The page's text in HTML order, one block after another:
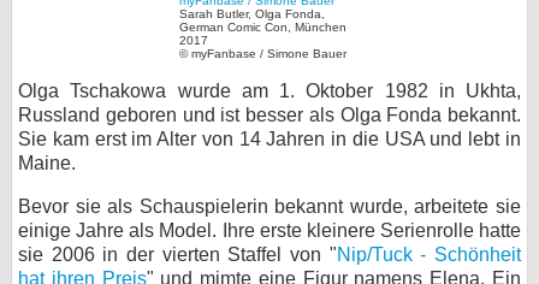
Sarah Butler, Olga Fonda,
German Comic Con, München
2017
© myFanbase / Simone Bauer
Olga Tschakowa wurde am 1. Oktober 1982 in Ukhta,
Russland geboren und ist besser als Olga Fonda bekannt.
Sie kam erst im Alter von 14 Jahren in die USA und lebt in
Maine.
Bevor sie als Schauspielerin bekannt wurde, arbeitete sie
einige Jahre als Model. Ihre erste kleinere Serienrolle hatte
sie 2006 in der vierten Staffel von "Nip/Tuck - Schönheit
hat ihren Preis" und mimte eine Figur namens Elena. Ein
Specials
SERVICE
Gewinnspiele
Forum
bei Facebook